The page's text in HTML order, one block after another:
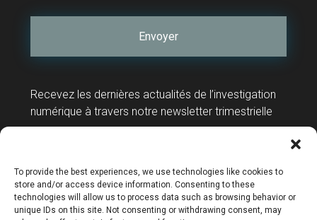
To provide the best experiences, we use technologies like cookies to
store and/or access device information. Consenting to these
technologies will allow us to process data such as browsing behavior or
unique IDs on this site. Not consenting or withdrawing consent, may
Recevez les dernières actualités de l’investigation
numérique à travers notre newsletter trimestrielle